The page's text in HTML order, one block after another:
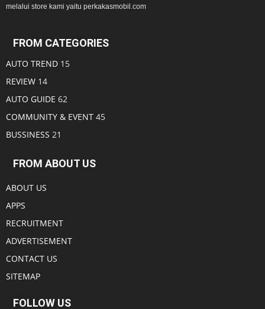
melalui store kami yaitu perkakasmobil.com
FROM CATEGORIES
AUTO TREND 15
REVIEW 14
AUTO GUIDE 62
COMMUNITY & EVENT 45
BUSSINESS 21
FROM ABOUT US
ABOUT US
APPS
RECRUITMENT
ADVERTISEMENT
CONTACT US
SITEMAP
FOLLOW US